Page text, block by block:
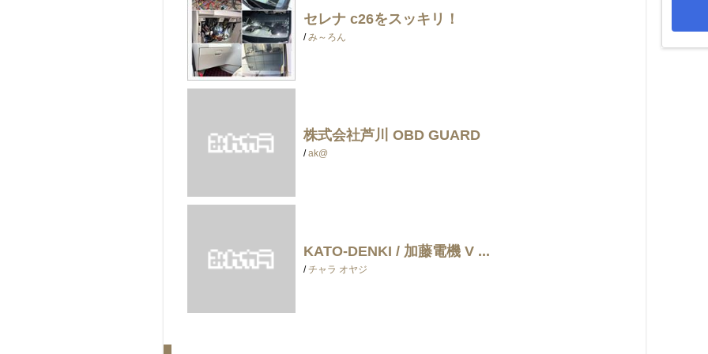
セレナ c26をスッキリ！
/み～ろん
株式会社芦川 OBD GUARD
/ak@
KATO-DENKI / 加藤電機 V ...
/チャラ オヤジ